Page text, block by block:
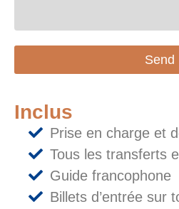
Send
Inclus
Prise en charge et
Tous les transferts
Guide francophone
Billets d’entrée sur